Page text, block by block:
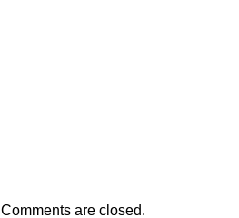
Comments are closed.